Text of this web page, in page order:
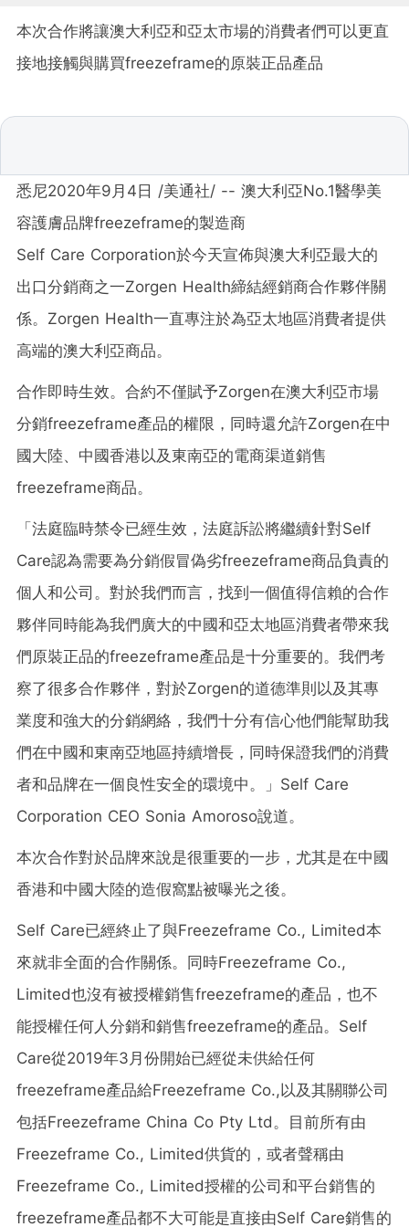
本次合作將讓澳大利亞和亞太市場的消費者們可以更直
接地接觸與購買freezeframe的原裝正品產品
悉尼2020年9月4日 /美通社/ -- 澳大利亞No.1醫學美
容護膚品牌freezeframe的製造商
Self Care Corporation於今天宣佈與澳大利亞最大的
出口分銷商之一Zorgen Health締結經銷商合作夥伴關
係。Zorgen Health一直專注於為亞太地區消費者提供
高端的澳大利亞商品。
合作即時生效。合約不僅賦予Zorgen在澳大利亞市場
分銷freezeframe產品的權限，同時還允許Zorgen在中
國大陸、中國香港以及東南亞的電商渠道銷售
freezeframe商品。
「法庭臨時禁令已經生效，法庭訴訟將繼續針對Self
Care認為需要為分銷假冒偽劣freezeframe商品負責的
個人和公司。對於我們而言，找到一個值得信賴的合作
夥伴同時能為我們廣大的中國和亞太地區消費者帶來我
們原裝正品的freezeframe產品是十分重要的。我們考
察了很多合作夥伴，對於Zorgen的道德準則以及其專
業度和強大的分銷網絡，我們十分有信心他們能幫助我
們在中國和東南亞地區持續增長，同時保證我們的消費
者和品牌在一個良性安全的環境中。」Self Care
Corporation CEO Sonia Amoroso說道。
本次合作對於品牌來說是很重要的一步，尤其是在中國
香港和中國大陸的造假窩點被曝光之後。
Self Care已經終止了與Freezeframe Co., Limited本
來就非全面的合作關係。同時Freezeframe Co.,
Limited也沒有被授權銷售freezeframe的產品，也不
能授權任何人分銷和銷售freezeframe的產品。Self
Care從2019年3月份開始已經從未供給任何
freezeframe產品給Freezeframe Co.,以及其關聯公司
包括Freezeframe China Co Pty Ltd。目前所有由
Freezeframe Co., Limited供貨的，或者聲稱由
Freezeframe Co., Limited授權的公司和平台銷售的
freezeframe產品都不大可能是直接由Self Care銷售的